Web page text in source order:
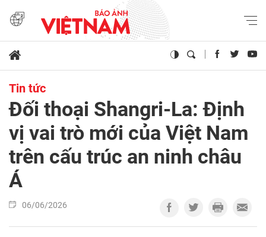
Tin tức
Đối thoại Shangri-La: Định
vị vai trò mới của Việt Nam
trên cấu trúc an ninh châu
Á
06/06/2026